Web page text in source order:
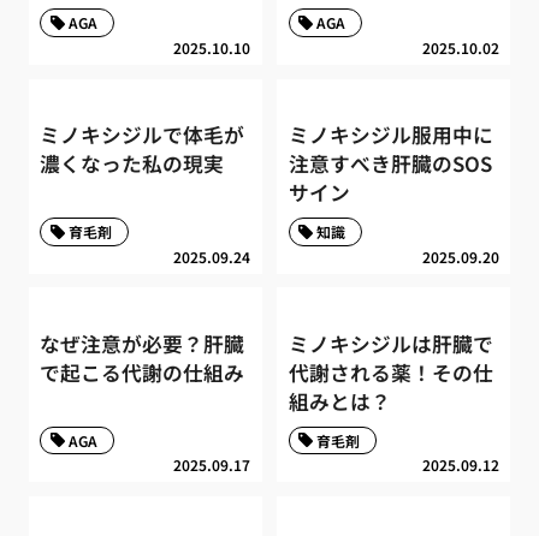
2025.10.10
AGA
2025.10.02
AGA
ミノキシジルで体毛が
濃くなった私の現実
2025.09.24
育毛剤
ミノキシジル服用中に
注意すべき肝臓のSOS
サイン
2025.09.20
知識
なぜ注意が必要？肝臓
で起こる代謝の仕組み
2025.09.17
AGA
ミノキシジルは肝臓で
代謝される薬！その仕
組みとは？
2025.09.12
育毛剤